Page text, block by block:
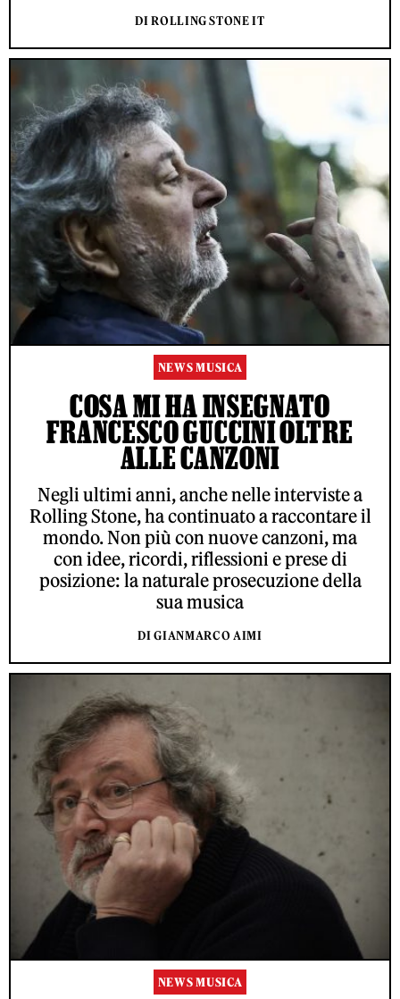
DI ROLLING STONE IT
NEWS MUSICA
COSA MI HA INSEGNATO
FRANCESCO GUCCINI OLTRE
ALLE CANZONI
Negli ultimi anni, anche nelle interviste a
Rolling Stone, ha continuato a raccontare il
mondo. Non più con nuove canzoni, ma
con idee, ricordi, riflessioni e prese di
posizione: la naturale prosecuzione della
sua musica
DI GIANMARCO AIMI
NEWS MUSICA